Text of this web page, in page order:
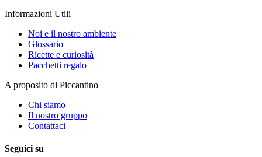
Informazioni Utili
Noi e il nostro ambiente
Glossario
Ricette e curiosità
Pacchetti regalo
A proposito di Piccantino
Chi siamo
Il nostro gruppo
Contattaci
Seguici su